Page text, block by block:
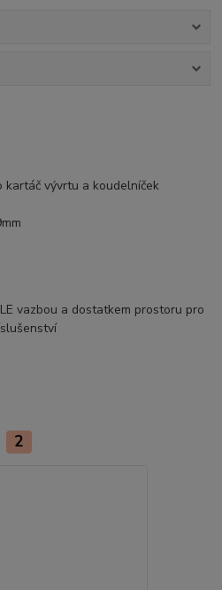
kartáč vývrtu a koudelníček
vazbou a dostatkem prostoru pro
2